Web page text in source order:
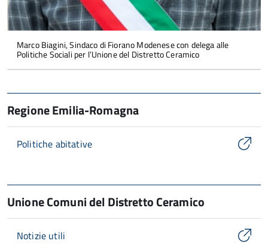
Marco Biagini, Sindaco di Fiorano Modenese con delega alle
Politiche Sociali per l’Unione del Distretto Ceramico
Regione Emilia-Romagna
Politiche abitative
Unione Comuni del Distretto Ceramico
Notizie utili